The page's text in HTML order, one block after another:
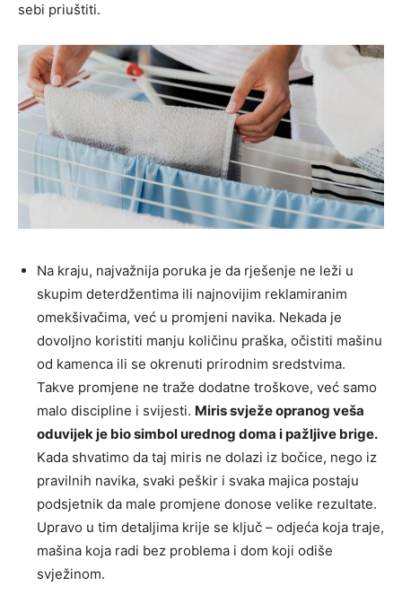
sebi priuštiti.
Na kraju, najvažnija poruka je da rješenje ne leži u
skupim deterdžentima ili najnovijim reklamiranim
omekšivačima, već u promjeni navika. Nekada je
dovoljno koristiti manju količinu praška, očistiti mašinu
od kamenca ili se okrenuti prirodnim sredstvima.
Takve promjene ne traže dodatne troškove, već samo
malo discipline i svijesti. Miris svježe opranog veša
oduvijek je bio simbol urednog doma i pažljive brige.
Kada shvatimo da taj miris ne dolazi iz bočice, nego iz
pravilnih navika, svaki peškir i svaka majica postaju
podsjetnik da male promjene donose velike rezultate.
Upravo u tim detaljima krije se ključ – odjeća koja traje,
mašina koja radi bez problema i dom koji odiše
svježinom.